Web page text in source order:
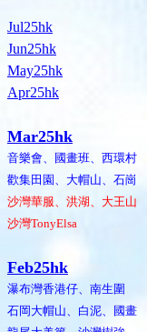
Jul25hk
Jun25hk
May25hk
Apr25hk
Mar25hk
音樂會、國畫班、西環村
歡集田園、大帽山、石崗
沙灣華服、洪湖、大王山
沙灣TonyElsa
Feb25hk
瀑布灣香港仔、南生圍
石岡大帽山、白泥、國畫